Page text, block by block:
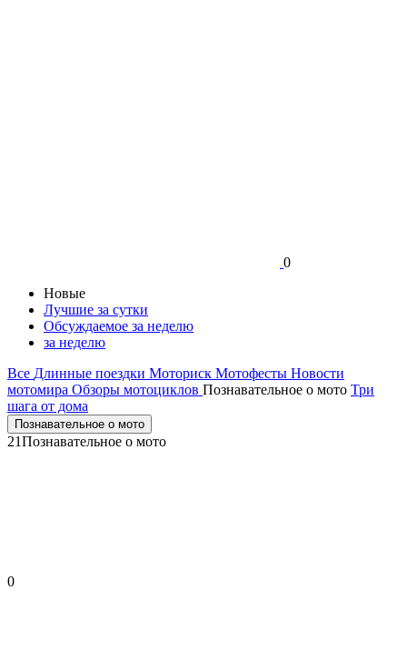
0
Новые
Лучшие за сутки
Обсуждаемое за неделю
за неделю
Все Длинные поездки Моториск Мотофесты Новости
мотомира Обзоры мотоциклов Познавательное о мото Три
шага от дома
Познавательное о мото
21Познавательное о мото
0